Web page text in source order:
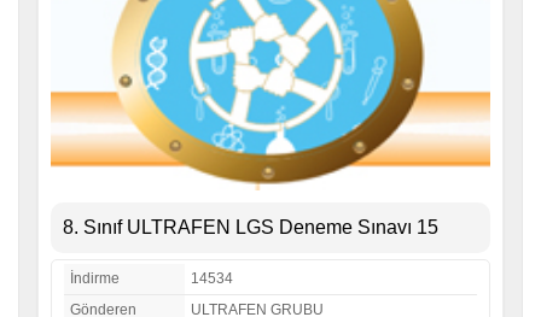
8. Sınıf ULTRAFEN LGS Deneme Sınavı 15
İndirme
14534
Gönderen
ULTRAFEN GRUBU